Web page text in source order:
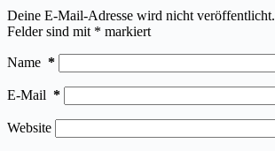
Deine E-Mail-Adresse wird nicht veröffentlicht.
Felder sind mit * markiert
Name *
E-Mail *
Website